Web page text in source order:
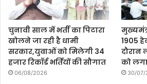
चुनावी साल में भर्ती का पिटारा
खोलने जा रही है धामी
सरकार,युवाओं को मिलेगी 34
हजार रिकॉर्ड भर्तियों की सौगात
06/08/2026
1905
दौरान
को
30/07/